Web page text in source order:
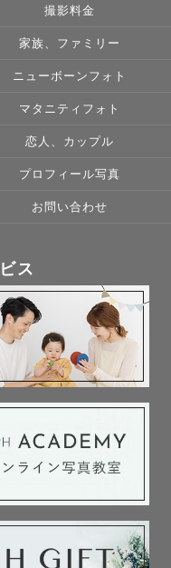
撮影料金
家族、ファミリー
ニューボーンフォト
マタニティフォト
恋人、カップル
プロフィール写真
お問い合わせ
ス